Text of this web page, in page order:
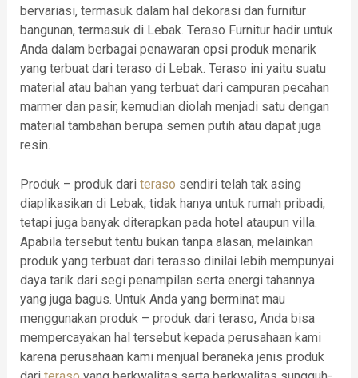
bervariasi, termasuk dalam hal dekorasi dan furnitur
bangunan, termasuk di Lebak. Teraso Furnitur hadir untuk
Anda dalam berbagai penawaran opsi produk menarik
yang terbuat dari teraso di Lebak. Teraso ini yaitu suatu
material atau bahan yang terbuat dari campuran pecahan
marmer dan pasir, kemudian diolah menjadi satu dengan
material tambahan berupa semen putih atau dapat juga
resin.
Produk – produk dari teraso sendiri telah tak asing
diaplikasikan di Lebak, tidak hanya untuk rumah pribadi,
tetapi juga banyak diterapkan pada hotel ataupun villa.
Apabila tersebut tentu bukan tanpa alasan, melainkan
produk yang terbuat dari terasso dinilai lebih mempunyai
daya tarik dari segi penampilan serta energi tahannya
yang juga bagus. Untuk Anda yang berminat mau
menggunakan produk – produk dari teraso, Anda bisa
mempercayakan hal tersebut kepada perusahaan kami
karena perusahaan kami menjual beraneka jenis produk